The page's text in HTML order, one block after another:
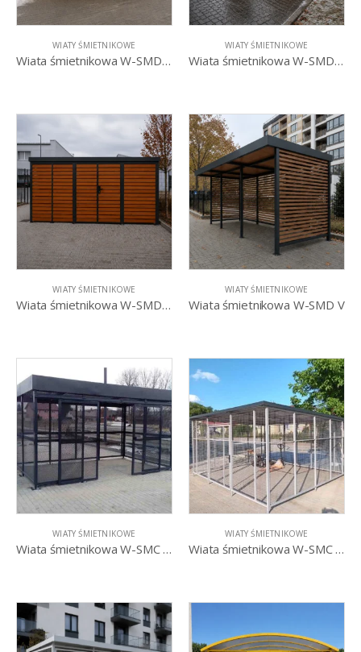
WIATY ŚMIETNIKOWE
Wiata śmietnikowa W-SMD II
WIATY ŚMIETNIKOWE
Wiata śmietnikowa W-SMD III
WIATY ŚMIETNIKOWE
Wiata śmietnikowa W-SMD IV
WIATY ŚMIETNIKOWE
Wiata śmietnikowa W-SMD V
WIATY ŚMIETNIKOWE
Wiata śmietnikowa W-SMC drzwi przesuwne
WIATY ŚMIETNIKOWE
Wiata śmietnikowa W-SMC drzwi uchylne